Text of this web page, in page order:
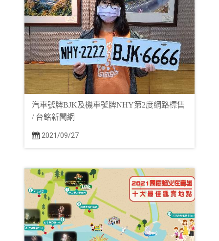
汽車號牌BJK及機車號牌NHY第2度網路標售
/ 台銘新聞網
2021/09/27